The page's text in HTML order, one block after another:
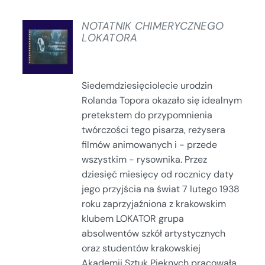
SZCZEGÓŁY
NOTATNIK CHIMERYCZNEGO
LOKATORA
Siedemdziesięciolecie urodzin
Rolanda Topora okazało się idealnym
pretekstem do przypomnienia
twórczości tego pisarza, reżysera
filmów animowanych i - przede
wszystkim - rysownika. Przez
dziesięć miesięcy od rocznicy daty
jego przyjścia na świat 7 lutego 1938
roku zaprzyjaźniona z krakowskim
klubem LOKATOR grupa
absolwentów szkół artystycznych
oraz studentów krakowskiej